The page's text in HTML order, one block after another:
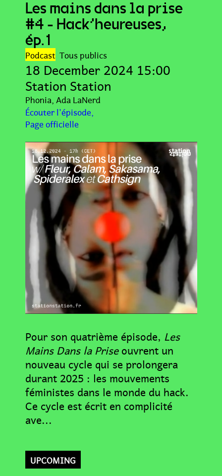
Les mains dans la prise
#4 - Hack'heureuses,
ép.1
Podcast Tous publics
18 December 2024 15:00
Station Station
Phonia Ada LaNerd
Écouter l'épisode
Page officielle
Pour son quatrième épisode, Les
Mains Dans la Priseouvrent un
nouveau cycle qui se prolongera
durant 2025 : les mouvements
féministes dans le monde du hack.
Ce cycle est écrit en complicité
ave...
UPCOMING